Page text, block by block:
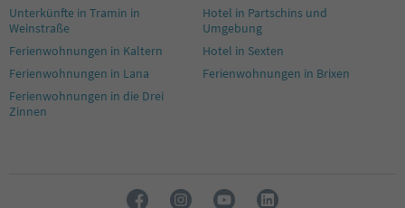
Unterkünfte in Tramin in
Weinstraße
Hotel in Partschins und
Umgebung
Ferienwohnungen in Kaltern
Hotel in Sexten
Ferienwohnungen in Lana
Ferienwohnungen in Brixen
Ferienwohnungen in die Drei
Zinnen